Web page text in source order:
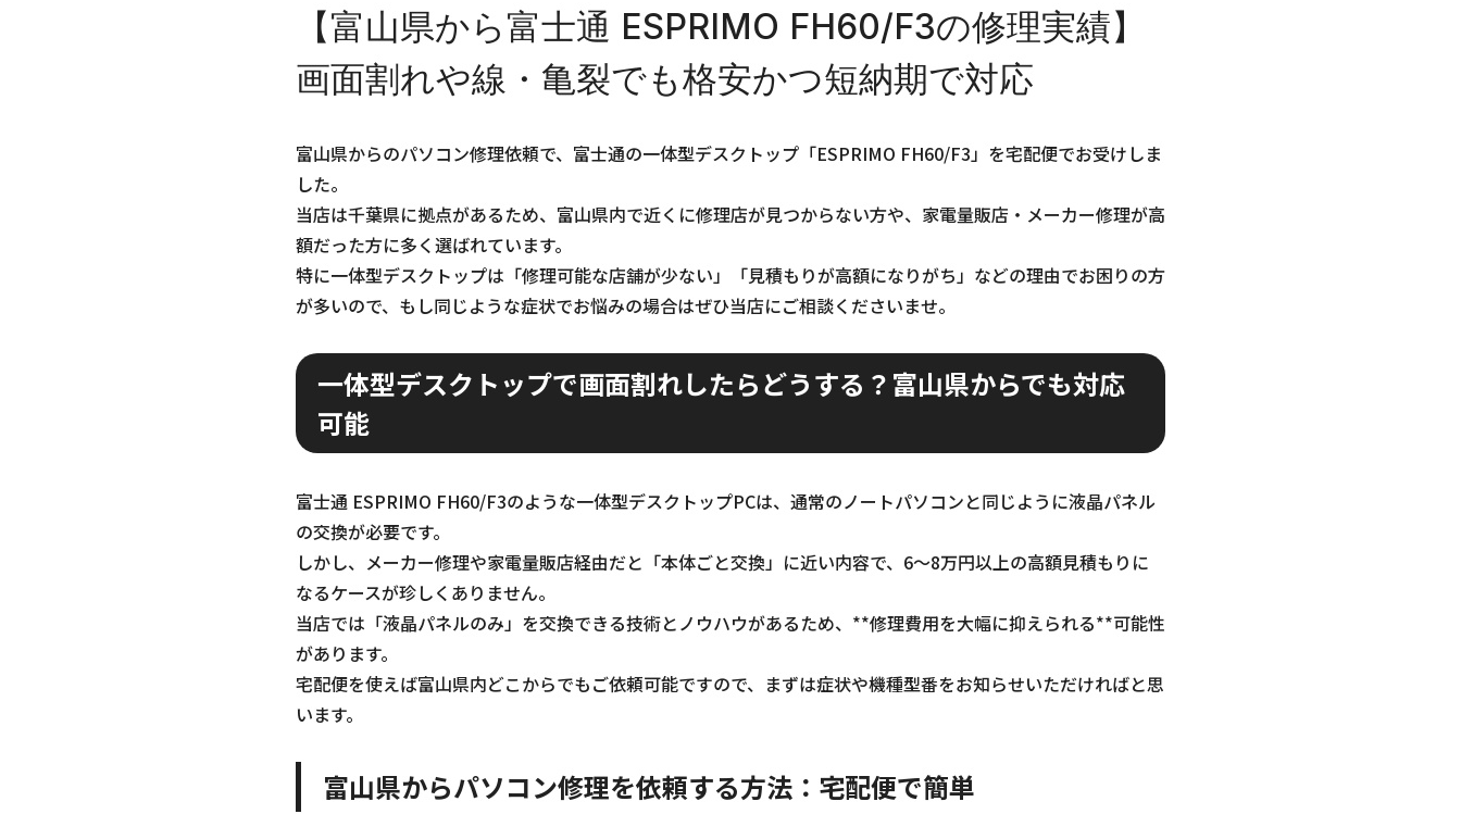
【富山県から富士通 ESPRIMO FH60/F3の修理実績】
画面割れや線・亀裂でも格安かつ短納期で対応
富山県からのパソコン修理依頼で、富士通の一体型デスクトップ「ESPRIMO FH60/F3」を宅配便でお受けしま
した。
当店は千葉県に拠点があるため、富山県内で近くに修理店が見つからない方や、家電量販店・メーカー修理が高
額だった方に多く選ばれています。
特に一体型デスクトップは「修理可能な店舗が少ない」「見積もりが高額になりがち」などの理由でお困りの方
が多いので、もし同じような症状でお悩みの場合はぜひ当店にご相談くださいませ。
一体型デスクトップで画面割れしたらどうする？富山県からでも対応
可能
富士通 ESPRIMO FH60/F3のような一体型デスクトップPCは、通常のノートパソコンと同じように液晶パネル
の交換が必要です。
しかし、メーカー修理や家電量販店経由だと「本体ごと交換」に近い内容で、6～8万円以上の高額見積もりに
なるケースが珍しくありません。
当店では「液晶パネルのみ」を交換できる技術とノウハウがあるため、**修理費用を大幅に抑えられる**可能性
があります。
宅配便を使えば富山県内どこからでもご依頼可能ですので、まずは症状や機種型番をお知らせいただければと思
います。
富山県からパソコン修理を依頼する方法：宅配便で簡単